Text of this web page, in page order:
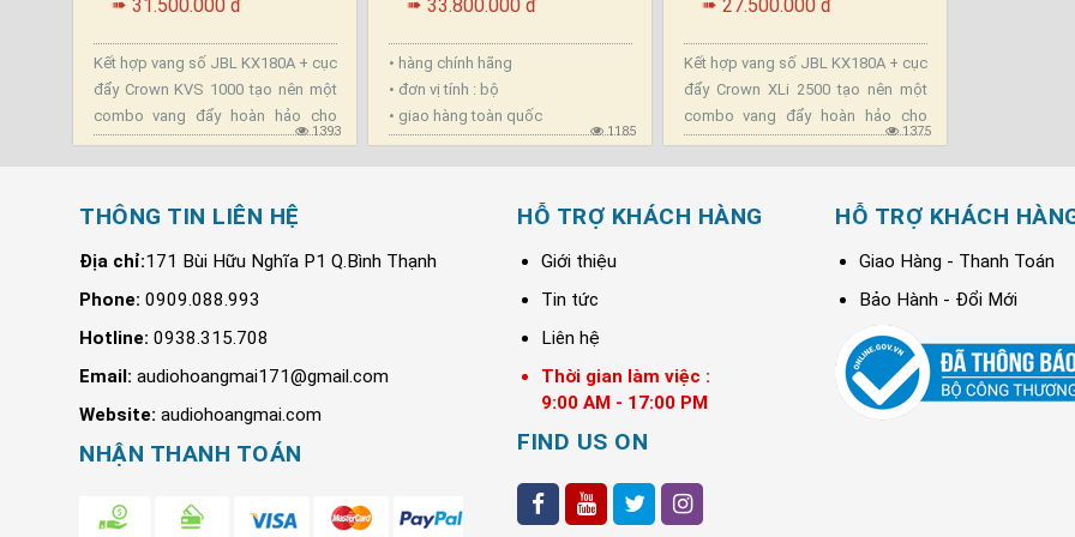
1393
➠ 31.500.000 đ
Kết hợp vang số JBL KX180A + cục
đẩy Crown KVS 1000 tạo nên một
combo vang đẩy hoàn hảo cho
dàn karaoke gia đình và phòng giải
1185
➠ 33.800.000 đ
• hàng chính hãng
• đơn vị tính : bộ
• giao hàng toàn quốc
1375
➠ 27.500.000 đ
Kết hợp vang số JBL KX180A + cục
đẩy Crown XLi 2500 tạo nên một
combo vang đẩy hoàn hảo cho
dàn karaoke gia đình và phòng giải
THÔNG TIN LIÊN HỆ
Địa chỉ:171 Bùi Hữu Nghĩa P1 Q.Bình Thạnh
Phone:0909.088.993
Hotline: 0938.315.708
Email:audiohoangmai171@gmail.com
Website:audiohoangmai.com
NHẬN THANH TOÁN
HỖ TRỢ KHÁCH HÀNG
Giới thiệu
Tin tức
Liên hệ
Thời gian làm việc :
9:00 AM - 17:00 PM
FIND US ON
HỖ TRỢ KHÁCH
Giao Hàng - Thanh Toán
Bảo Hành - Đổi Mới